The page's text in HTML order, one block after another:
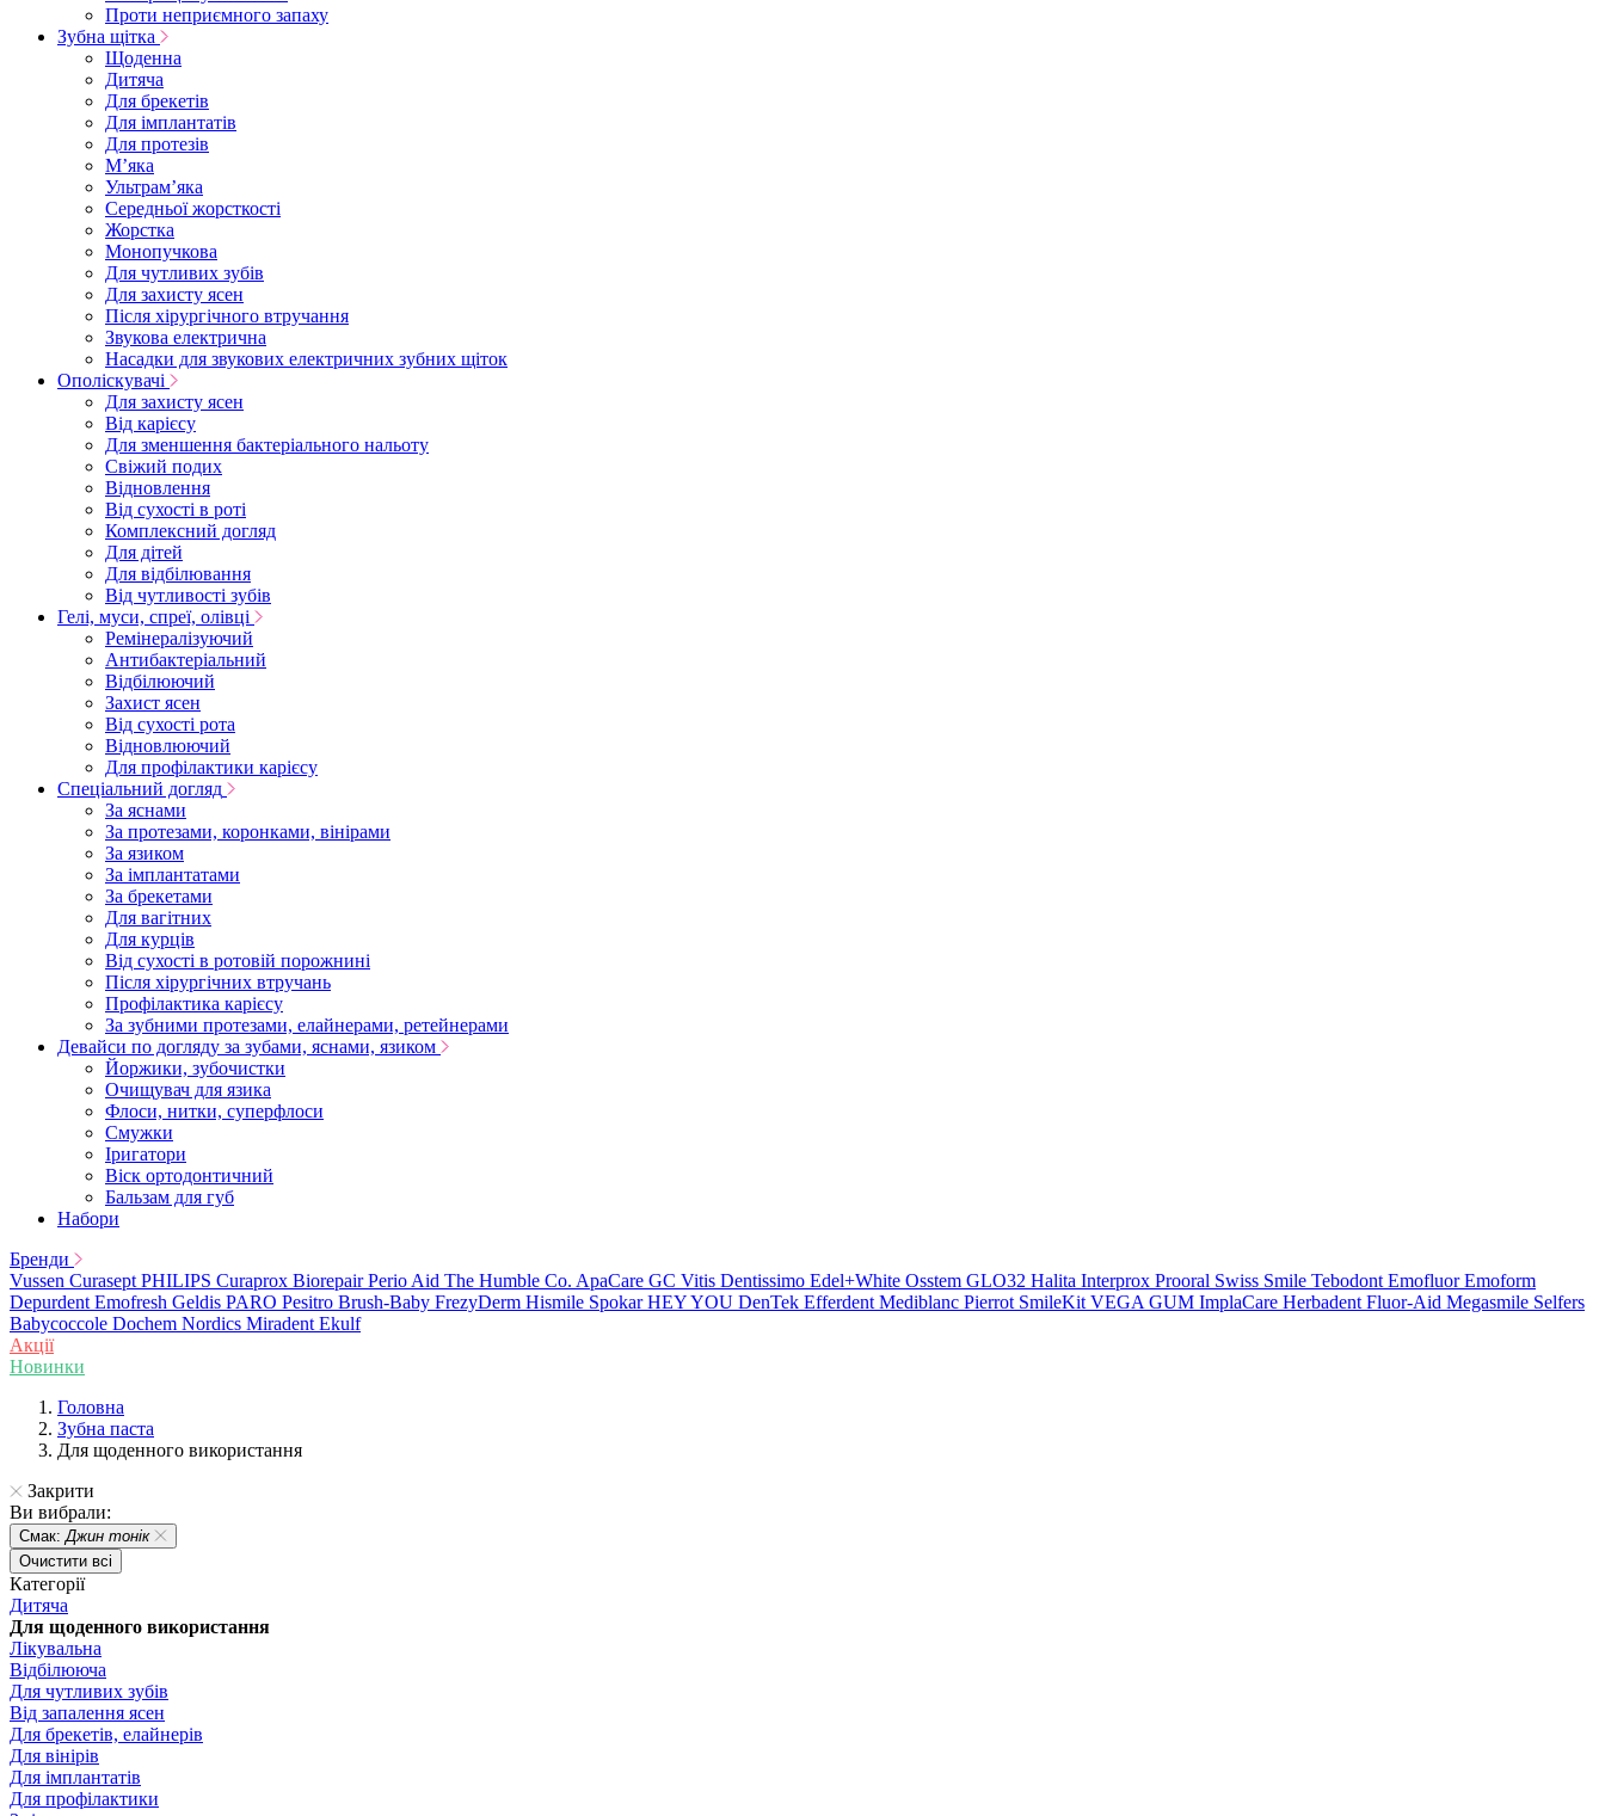
Проти неприємного запаху
Зубна щітка
Щоденна
Дитяча
Для брекетів
Для імплантатів
Для протезів
Мʼяка
Ультрамʼяка
Середньої жорсткості
Жорстка
Монопучкова
Для чутливих зубів
Для захисту ясен
Після хірургічного втручання
Звукова електрична
Насадки для звукових електричних зубних щіток
Ополіскувачі
Для захисту ясен
Від карієсу
Для зменшення бактеріального нальоту
Свіжий подих
Відновлення
Від сухості в роті
Комплексний догляд
Для дітей
Для відбілювання
Від чутливості зубів
Гелі, муси, спреї, олівці
Ремінералізуючий
Антибактеріальний
Відбілюючий
Захист ясен
Від сухості рота
Відновлюючий
Для профілактики карієсу
Спеціальний догляд
За яснами
За протезами, коронками, вінірами
За язиком
За імплантатами
За брекетами
Для вагітних
Для курців
Від сухості в ротовій порожнині
Після хірургічних втручань
Профілактика карієсу
За зубними протезами, елайнерами, ретейнерами
Девайси по догляду за зубами, яснами, язиком
Йоржики, зубочистки
Очищувач для язика
Флоси, нитки, суперфлоси
Смужки
Іригатори
Віск ортодонтичний
Бальзам для губ
Набори
Бренди
Vussen Curasept PHILIPS Curaprox Biorepair Perio Aid The Humble Co. ApaCare GC Vitis Dentissimo Edel+White Osstem GLO32 Halita Interprox Prooral Swiss Smile Tebodont Emofluor Emoform
Depurdent Emofresh Geldis PARO Pesitro Brush-Baby FrezyDerm Hismile Spokar HEY YOU DenTek Efferdent Mediblanc Pierrot SmileKit VEGA GUM ImplaCare Herbadent Fluor-Aid Megasmile Selfers
Babycoccole Dochem Nordics Miradent Ekulf
Акції
Новинки
Головна
Зубна паста
Для щоденного використання
Закрити
Ви вибрали:
Смак:Джин тонік
Очистити всі
Категорії
Дитяча
Для щоденного використання
Лікувальна
Відбілююча
Для чутливих зубів
Від запалення ясен
Для брекетів, елайнерів
Для вінірів
Для імплантатів
Для профілактики